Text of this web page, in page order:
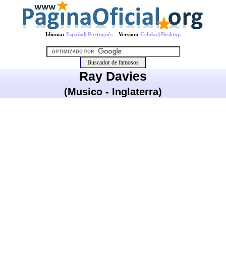
Idioma: Español| Português Version: Celular| Desktop
Ray Davies
(Musico - Inglaterra)